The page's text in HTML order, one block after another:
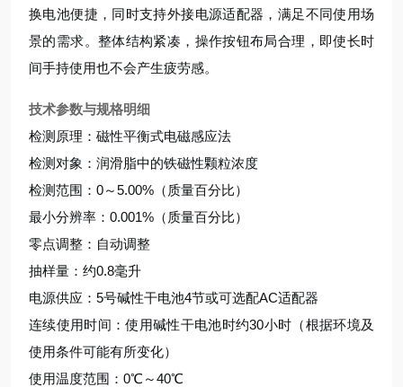
换电池便捷，同时支持外接电源适配器，满足不同使用场
景的需求。整体结构紧凑，操作按钮布局合理，即使长时
间手持使用也不会产生疲劳感。
技术参数与规格明细
检测原理：磁性平衡式电磁感应法
检测对象：润滑脂中的铁磁性颗粒浓度
检测范围：0～5.00%（质量百分比）
最小分辨率：0.001%（质量百分比）
零点调整：自动调整
抽样量：约0.8毫升
电源供应：5号碱性干电池4节或可选配AC适配器
连续使用时间：使用碱性干电池时约30小时（根据环境及
使用条件可能有所变化）
使用温度范围：0℃～40℃